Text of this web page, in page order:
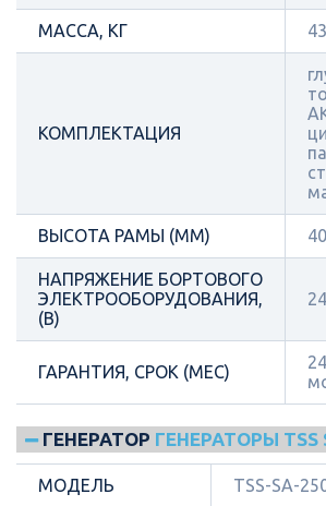
МАССА, КГ
КОМПЛЕКТАЦИЯ
ВЫСОТА РАМЫ (ММ)
НАПРЯЖЕНИЕ БОРТОВОГО
ЭЛЕКТРООБОРУДОВАНИЯ,
(В)
24
ГАРАНТИЯ, СРОК (МЕС)
ГЕНЕРАТОР ГЕНЕРАТОРЫ TSS
МОДЕЛЬ TSS-SA-